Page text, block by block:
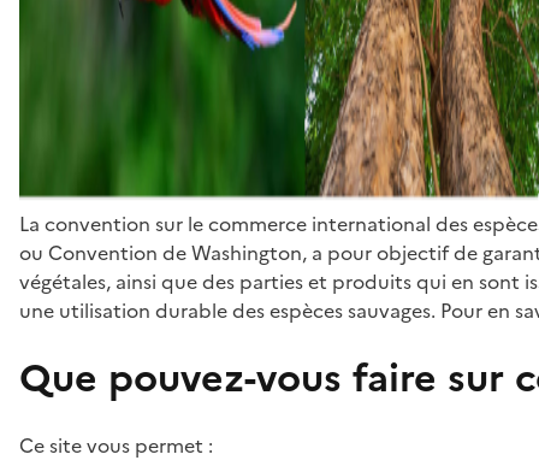
La convention sur le commerce international des
ou Convention de Washington, a pour objectif de
végétales, ainsi que des parties et produits qui en sont
une utilisation durable des espèces sauvages. Pour en
Que pouvez-vous faire sur
Ce site vous permet :